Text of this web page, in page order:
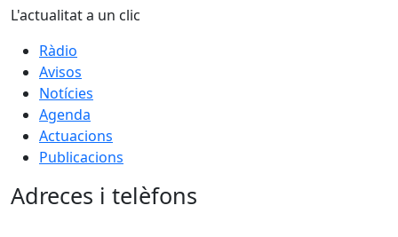
L'actualitat a un clic
Ràdio
Avisos
Notícies
Agenda
Actuacions
Publicacions
Adreces i telèfons